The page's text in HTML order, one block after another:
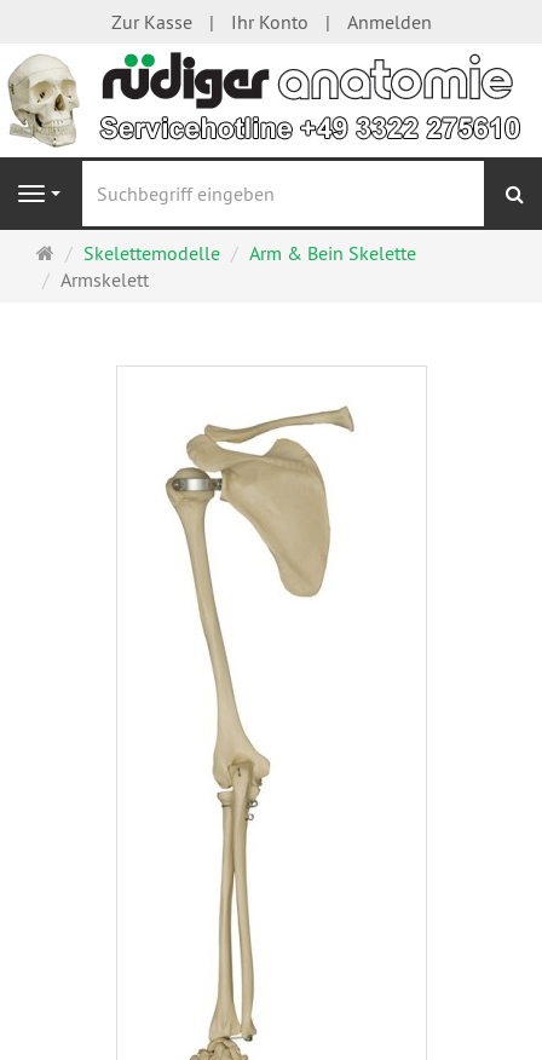
Zur Kasse Ihr Konto Anmelden
Navigation
Startseite
Skelettemodelle
Arm & Bein Skelette
Armskelett